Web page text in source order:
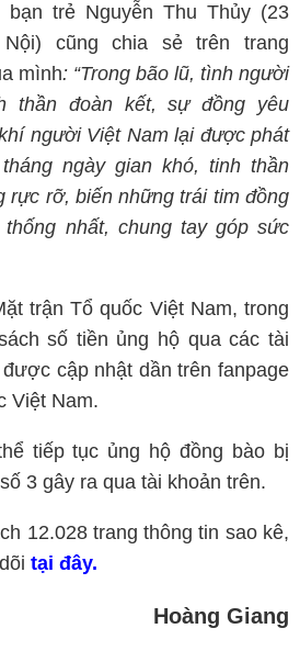
bạn trẻ Nguyễn Thu Thủy (23
cũng chia sẻ trên trang
mình: “Trong bão lũ, tình người
thần đoàn kết, sự đồng yêu
người Việt Nam lại được phát
ngày gian khó, tinh thần
rực rỡ, biến những trái tim đồng
nhất, chung tay góp sức
trận Tổ quốc Việt Nam, trong
số tiền ủng hộ qua các tài
cập nhật dần trên fanpage
Việt Nam.
tiếp tục ủng hộ đồng bào bị
3 gây ra qua tài khoản trên.
12.028 trang thông tin sao kê,
tại đây.
Hoàng Giang